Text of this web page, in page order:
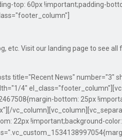
top: 60px !important;padding-
etc. Visit our landing page to see all
title="Recent News" number="3"
4"
bottom: 25px
22px !important;background-